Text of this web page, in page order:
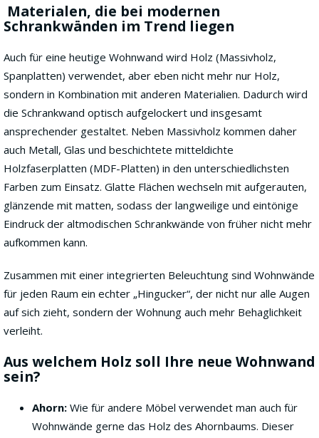
Materialen, die bei modernen
Schrankwänden im Trend liegen
Auch für eine heutige Wohnwand wird Holz (Massivholz,
Spanplatten) verwendet, aber eben nicht mehr nur Holz,
sondern in Kombination mit anderen Materialien. Dadurch wird
die Schrankwand optisch aufgelockert und insgesamt
ansprechender gestaltet. Neben Massivholz kommen daher
auch Metall, Glas und beschichtete mitteldichte
Holzfaserplatten (MDF-Platten) in den unterschiedlichsten
Farben zum Einsatz. Glatte Flächen wechseln mit aufgerauten,
glänzende mit matten, sodass der langweilige und eintönige
Eindruck der altmodischen Schrankwände von früher nicht mehr
aufkommen kann.
Zusammen mit einer integrierten Beleuchtung sind Wohnwände
für jeden Raum ein echter „Hingucker“, der nicht nur alle Augen
auf sich zieht, sondern der Wohnung auch mehr Behaglichkeit
verleiht.
Aus welchem Holz soll Ihre neue Wohnwand
sein?
Ahorn: Wie für andere Möbel verwendet man auch für
Wohnwände gerne das Holz des Ahornbaums. Dieser